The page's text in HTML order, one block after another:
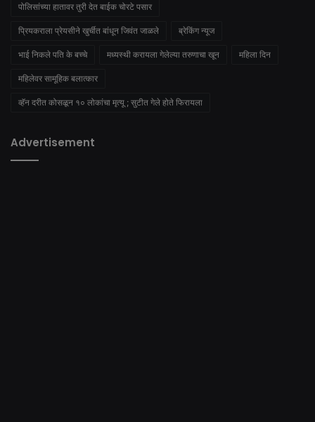
पोलिसांच्या हातावर तुरी देत बाईक चोरटे पसार
प्रियकराला प्रेयसीने खुर्चीत बांधून जिवंत जाळले ब्रेकिंग न्यूज
भाई निकले पति के बच्चे मध्यस्थी करायला गेलेल्या तरुणाचा खून महिला दिन
महिलेवर सामूहिक बलात्कार
व्हॅन दरीत कोसळून १० लोकांचा मृत्यू ; सुटीत गेले होते फिरायला
Advertisement